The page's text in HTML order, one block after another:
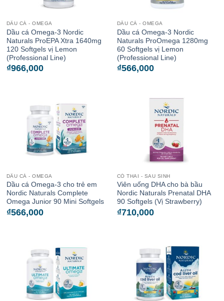
DẦU CÁ - OMEGA
Dầu cá Omega-3 Nordic
Naturals ProEPA Xtra 1640mg
120 Softgels vị Lemon
(Professional Line)
₫966,000
DẦU CÁ - OMEGA
Dầu cá Omega-3 Nordic
Naturals ProOmega 1280mg
60 Softgels vị Lemon
(Professional Line)
₫566,000
DẦU CÁ - OMEGA
Dầu cá Omega-3 cho trẻ em
Nordic Naturals Complete
Omega Junior 90 Mini Softgels
₫566,000
CÓ THAI - SAU SINH
Viên uống DHA cho bà bầu
Nordic Naturals Prenatal DHA
90 Softgels (Vị Strawberry)
₫710,000